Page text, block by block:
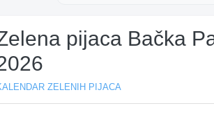
pijaca Bačka
ZELENIH PIJACA